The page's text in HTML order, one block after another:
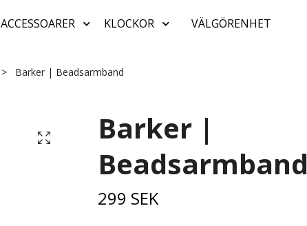
ACCESSOARER KLOCKOR VÄLGÖRENHET
Barker | Beadsarmband
Barker |
Beadsarmband
299 SEK